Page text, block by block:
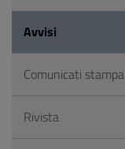
Avvisi
Comunicati stampa
Rivista